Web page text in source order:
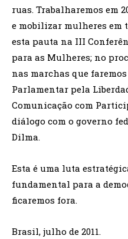
ruas. Trabalharemos em
e mobilizar mulheres em
esta pauta na III
para as Mulheres; no
nas marchas que
Parlamentar pela
Comunicação com
diálogo com o governo
Dilma.
Esta é uma luta
fundamental para a
ficaremos fora.
Brasil, julho de 2011.